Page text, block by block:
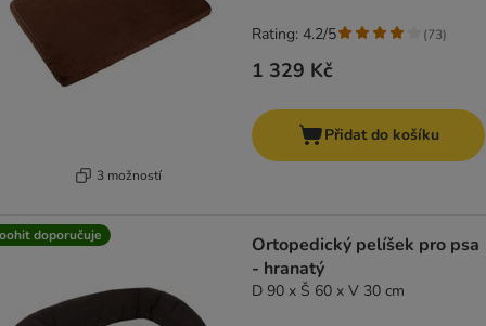
3 možností
1 329 Kč
Rating: 4.2/5 (73)
Přidat do košíku
doporučuje
Ortopedický pelíšek pro psa
- hranatý
D 90 x Š 60 x V 30 cm